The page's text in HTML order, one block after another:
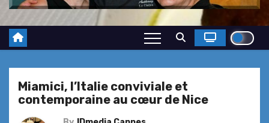
Miamici, l’Italie conviviale et
contemporaine au cœur de Nice